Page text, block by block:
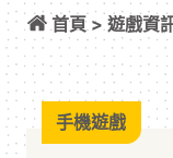
首頁 >遊戲資
國M》
手機遊戲